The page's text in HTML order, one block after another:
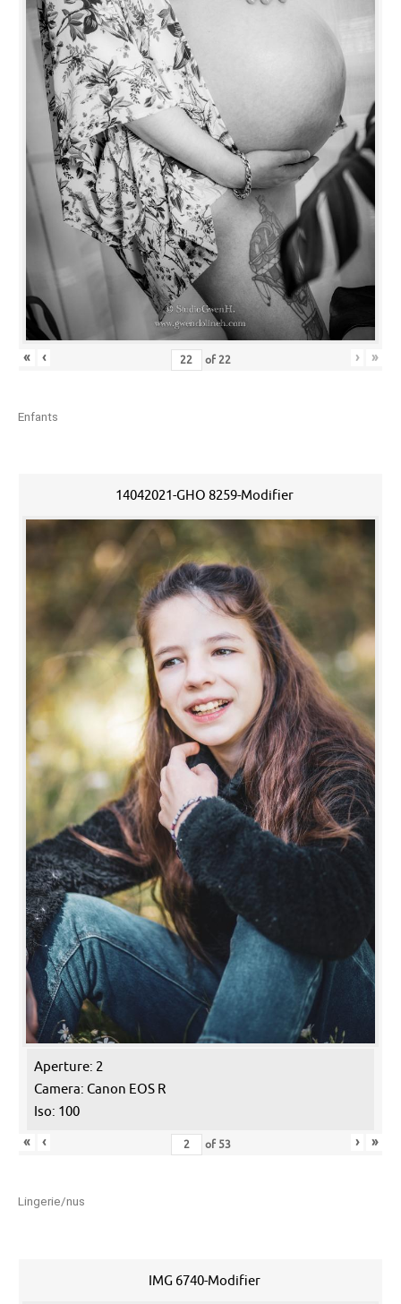
« ‹ of 22 › »
Enfants
14042021-GHO 8259-Modifier
Aperture: 2
Camera: Canon EOS R
Iso: 100
«
‹ of 53 › »
Lingerie/nus
IMG 6740-Modifier